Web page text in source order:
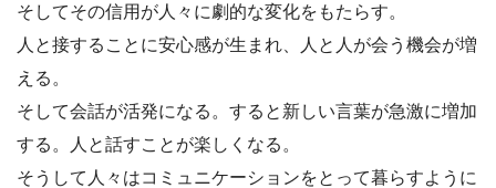
そしてその信用が人々に劇的な変化をもたらす。
人と接することに安心感が生まれ、人と人が会う機会が増
える。
そして会話が活発になる。すると新しい言葉が急激に増加
する。人と話すことが楽しくなる。
そうして人々はコミュニケーションをとって暮らすように